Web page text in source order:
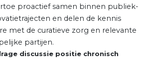
proactief samen binnen publiek-
en delen de kennis
met de curatieve zorg en relevante
partijen.
discussie positie chronisch